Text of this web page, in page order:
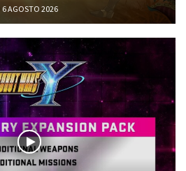
6 AGOSTO 2026